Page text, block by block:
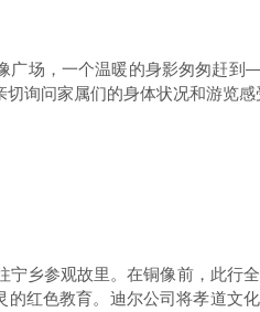
广场，一个温暖的身影匆匆赶
询问家属们的身体状况和游览感
宁乡参观故里。在铜像前，此行
的红色教育。迪尔公司将孝道文